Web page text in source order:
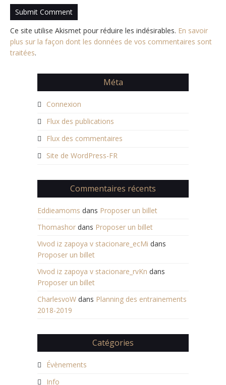
Ce site utilise Akismet pour réduire les indésirables. En savoir
plus sur la façon dont les données de vos commentaires sont
traitées.
Méta
Connexion
Flux des publications
Flux des commentaires
Site de WordPress-FR
Commentaires récents
Eddieamoms dans Proposer un billet
Thomashor dans Proposer un billet
Vivod iz zapoya v stacionare_ecMi dans
Proposer un billet
Vivod iz zapoya v stacionare_rvKn dans
Proposer un billet
CharlesvoW dans Planning des entrainements
2018-2019
Catégories
Évènements
Info